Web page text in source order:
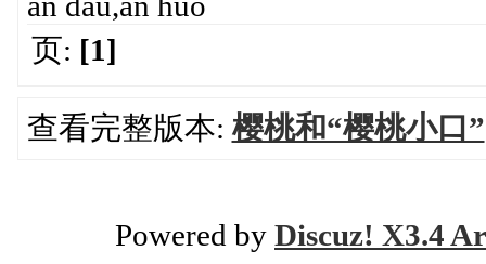
页: [1]
查看完整版本: 樱桃和“樱桃小口”
Powered by Discuz! X3.4